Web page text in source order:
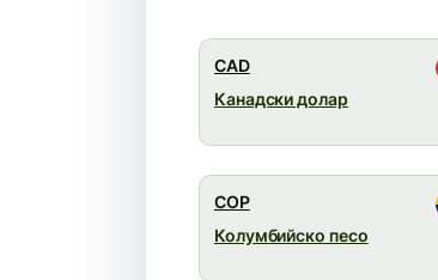
CAD
Канадски долар
COP
Колумбийско песо